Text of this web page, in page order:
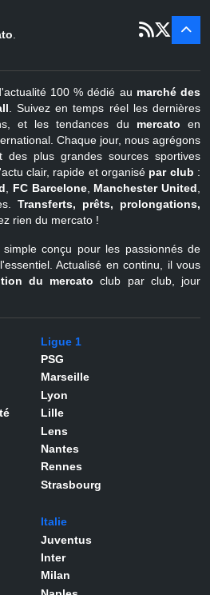
juil - 31
.
100 % dédié au marché des
. Suivez en temps réel les dernières
et les tendances du mercato en
Chaque jour, nous agrégons
des plus grandes sources sportives
clair, rapide et organisé par club :
, FC Barcelone, Manchester United,
Transferts, prêts, prolongations,
rien du mercato !
conçu pour les passionnés de
Actualisé en continu, il vous
du mercato club par club, jour
Ligue 1
PSG
Marseille
Lyon
Lille
Lens
Nantes
Rennes
Strasbourg
Italie
Juventus
Inter
Milan